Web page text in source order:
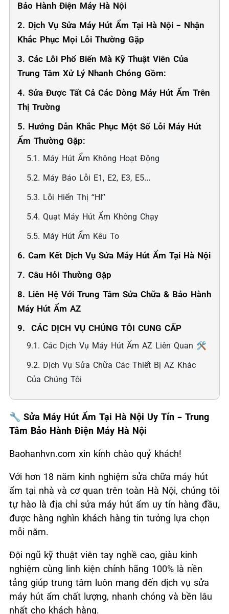
Bảo Hành Điện Máy Hà Nội
2. Dịch Vụ Sửa Máy Hút Ẩm Tại Hà Nội – Nhận
Khắc Phục Mọi Lỗi Thường Gặp
3. Các Lỗi Phổ Biến Mà Kỹ Thuật Viên Của
Trung Tâm Xử Lý Nhanh Chóng Gồm:
4. Sửa Được Tất Cả Các Dòng Máy Hút Ẩm Trên
Thị Trường
5. Hướng Dẫn Khắc Phục Một Số Lỗi Máy Hút
Ẩm Thường Gặp:
5.1. Máy Hút Ẩm Không Hoạt Động
5.2. Máy Báo Lỗi E1, E2, E3, E5…
5.3. Lỗi Hiển Thị “HI”
5.4. Quạt Máy Hút Ẩm Không Chạy
5.5. Máy Hút Ẩm Kêu To
6. Cam Kết Dịch Vụ Sửa Máy Hút Ẩm Tại Hà Nội
7. Câu Hỏi Thường Gặp
8. Liên Hệ Với Trung Tâm Sửa Chữa & Bảo Hành
Máy Hút Ẩm AZ
9. ️ CÁC DỊCH VỤ CHÚNG TÔI CUNG CẤP
9.1. Các Dịch Vụ Máy Hút Ẩm AZ Liên Quan 🛠️
9.2. Dịch Vụ Sửa Chữa Các Thiết Bị AZ Khác
Của Chúng Tôi
🔧 Sửa Máy Hút Ẩm Tại Hà Nội Uy Tín – Trung
Tâm Bảo Hành Điện Máy Hà Nội
Baohanhvn.com xin kính chào quý khách!
Với hơn 18 năm kinh nghiệm sửa chữa máy hút
ẩm tại nhà và cơ quan trên toàn Hà Nội, chúng tôi
tự hào là địa chỉ sửa máy hút ẩm uy tín hàng đầu,
được hàng nghìn khách hàng tin tưởng lựa chọn
mỗi năm.
Đội ngũ kỹ thuật viên tay nghề cao, giàu kinh
nghiệm cùng linh kiện chính hãng 100% là nền
tảng giúp trung tâm luôn mang đến dịch vụ sửa
máy hút ẩm chất lượng, nhanh chóng và bền lâu
nhất cho khách hàng.